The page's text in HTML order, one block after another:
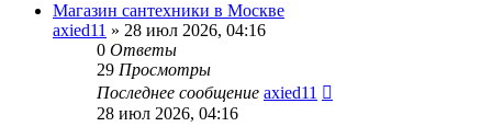
Магазин сантехники в Москве
axied11 » 28 июл 2026, 04:16
0 Ответы
29 Просмотры
Последнее сообщение axied11
28 июл 2026, 04:16